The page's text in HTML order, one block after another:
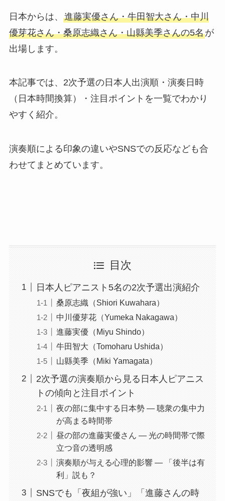
日本からは、 進藤実優さん・牛田智大さん・中川
優芽花さん・桑原志織さん・山縣美季さんの5名が
出場します。
本記事では、2次予選の日本人出演順・演奏日時
（日本時間換算）・注目ポイントを一覧でわかり
やすく紹介。
演奏順による印象の違いやSNSでの反応なども合
わせてまとめています。
目次
日本人ピアニスト5名の2次予選出演紹介
桑原志織（Shiori Kuwahara）
中川優芽花（Yumeka Nakagawa）
進藤実優（Miyu Shindo）
牛田智大（Tomoharu Ushida）
山縣美季（Miki Yamagata）
2次予選の演奏順から見る日本人ピアニス
トの傾向と注目ポイント
夜の部に集中する日本勢 ― 聴衆の集中力
が高まる時間帯
昼の部の進藤実優さん ― 光の時間帯で際
立つ音の透明感
演奏順が与える心理的影響 ― 「後半は有
利」説も？
SNSでも「夜組が強い」「進藤さんの時